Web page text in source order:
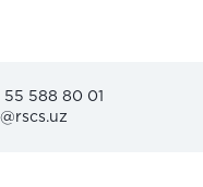
55 588 80 01